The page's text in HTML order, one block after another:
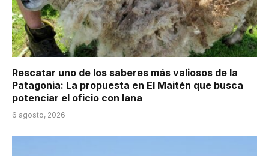
Rescatar uno de los saberes más valiosos de la
Patagonia: La propuesta en El Maitén que busca
potenciar el oficio con lana
6 agosto, 2026